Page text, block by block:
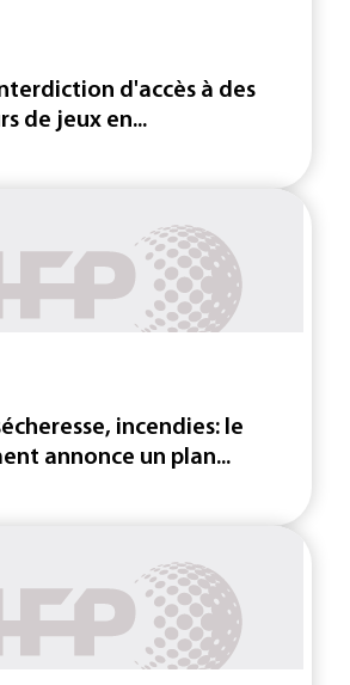
d'accès à des
de jeux en...
incendies: le
annonce un plan...